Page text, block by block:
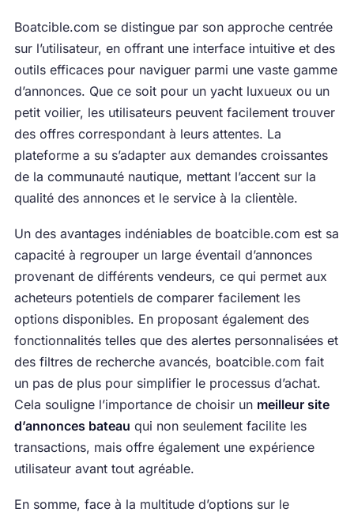
Boatcible.com se distingue par son approche centrée
sur l’utilisateur, en offrant une interface intuitive et des
outils efficaces pour naviguer parmi une vaste gamme
d’annonces. Que ce soit pour un yacht luxueux ou un
petit voilier, les utilisateurs peuvent facilement trouver
des offres correspondant à leurs attentes. La
plateforme a su s’adapter aux demandes croissantes
de la communauté nautique, mettant l’accent sur la
qualité des annonces et le service à la clientèle.
Un des avantages indéniables de boatcible.com est sa
capacité à regrouper un large éventail d’annonces
provenant de différents vendeurs, ce qui permet aux
acheteurs potentiels de comparer facilement les
options disponibles. En proposant également des
fonctionnalités telles que des alertes personnalisées et
des filtres de recherche avancés, boatcible.com fait
un pas de plus pour simplifier le processus d’achat.
Cela souligne l’importance de choisir un meilleur site
d’annonces bateau qui non seulement facilite les
transactions, mais offre également une expérience
utilisateur avant tout agréable.
En somme, face à la multitude d’options sur le